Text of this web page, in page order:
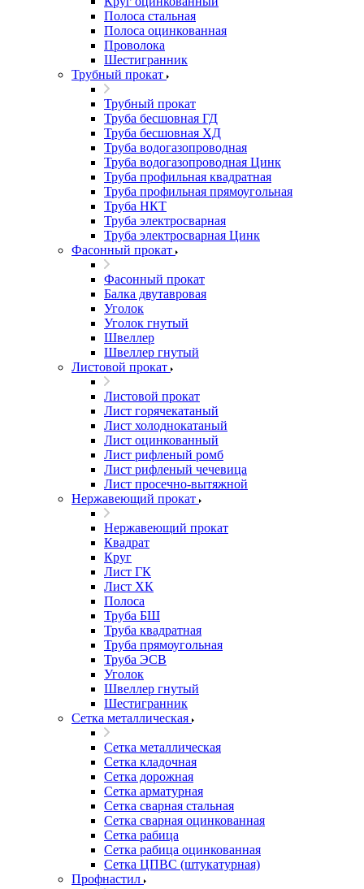
Полоса стальная
Полоса оцинкованная
Проволока
Шестигранник
Трубный прокат
Трубный прокат
Труба бесшовная ГД
Труба бесшовная ХД
Труба водогазопроводная
Труба водогазопроводная Цинк
Труба профильная квадратная
Труба профильная прямоугольная
Труба НКТ
Труба электросварная
Труба электросварная Цинк
Фасонный прокат
Фасонный прокат
Балка двутавровая
Уголок
Уголок гнутый
Швеллер
Швеллер гнутый
Листовой прокат
Листовой прокат
Лист горячекатаный
Лист холоднокатаный
Лист оцинкованный
Лист рифленый ромб
Лист рифленый чечевица
Лист просечно-вытяжной
Нержавеющий прокат
Нержавеющий прокат
Квадрат
Круг
Лист ГК
Лист ХК
Полоса
Труба БШ
Труба квадратная
Труба прямоугольная
Труба ЭСВ
Уголок
Швеллер гнутый
Шестигранник
Сетка металлическая
Сетка металлическая
Сетка кладочная
Сетка дорожная
Сетка арматурная
Сетка сварная стальная
Сетка сварная оцинкованная
Сетка рабица
Сетка рабица оцинкованная
Сетка ЦПВС (штукатурная)
Профнастил